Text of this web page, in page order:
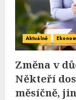
Aktuálně
Změna v
Někteří
měsíčně,